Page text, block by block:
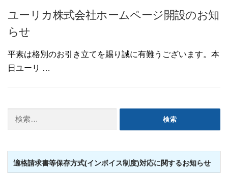
ユーリカ株式会社ホームページ開設のお知
らせ
平素は格別のお引き立てを賜り誠に有難うございます。本
日ユーリ …
適格請求書等保存方式(インボイス制度)対応に関するお知らせ